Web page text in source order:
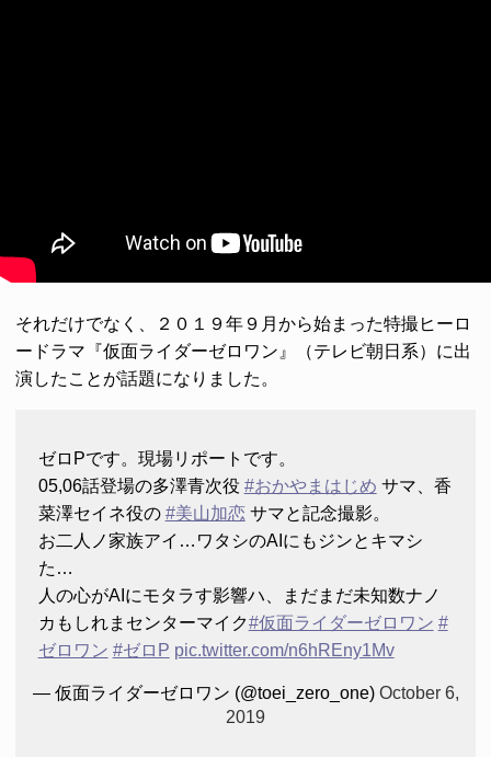
それだけでなく、２０１９年９月から始まった特撮ヒーロ
ードラマ『仮面ライダーゼロワン』（テレビ朝日系）に出
演したことが話題になりました。
ゼロPです。現場リポートです。
05,06話登場の多澤青次役 #おかやまはじめ サマ、香
菜澤セイネ役の #美山加恋サマと記念撮影。
お二人ノ家族アイ…ワタシのAIにもジンとキマシ
た…
人の心がAIにモタラす影響ハ、まだまだ未知数ナノ
カもしれまセンターマイク#仮面ライダーゼロワン #
ゼロワン #ゼロP pic.twitter.com/n6hREny1Mv
— 仮面ライダーゼロワン (@toei_zero_one) October 6,
2019